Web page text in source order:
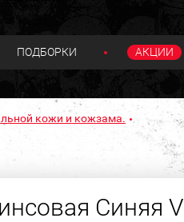
ПОДБОРКИ АКЦИИ
кожи и кожзама.
Синяя